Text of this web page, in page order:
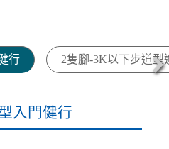
行 2隻腳-3K以下步道型
入門健行